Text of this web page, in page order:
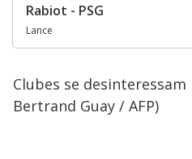
Rabiot - PSG
Lance
Clubes se
Bertrand Guay / AFP)